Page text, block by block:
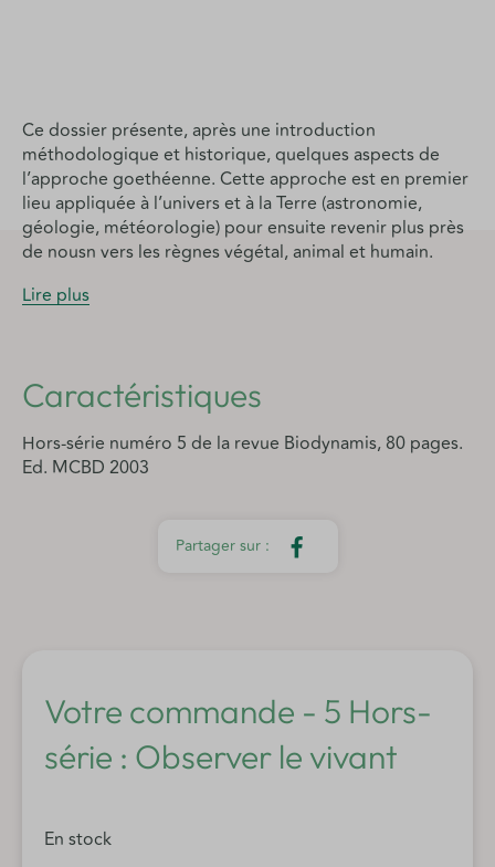
Ce dossier présente, après une introduction
méthodologique et historique, quelques aspects de
l’approche goethéenne. Cette approche est en premier
lieu appliquée à l’univers et à la Terre (astronomie,
géologie, météorologie) pour ensuite revenir plus près
de nousn vers les règnes végétal, animal et humain.
Lire plus
Caractéristiques
Hors-série numéro 5 de la revue Biodynamis, 80 pages.
Ed. MCBD 2003
Votre commande - 5 Hors-
série : Observer le vivant
En stock